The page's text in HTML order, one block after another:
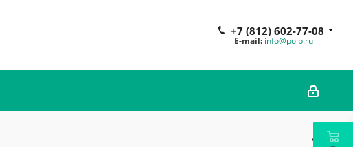
+7 (812) 602-77-08
E-mail: info@poip.ru